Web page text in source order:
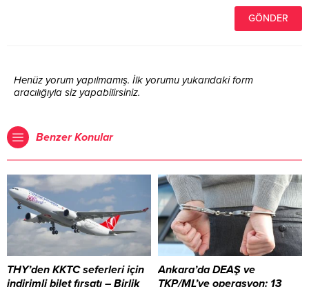
Henüz yorum yapılmamış. İlk yorumu yukarıdaki form
aracılığıyla siz yapabilirsiniz.
Benzer Konular
THY’den KKTC seferleri için
indirimli bilet fırsatı – Birlik
Ankara’da DEAŞ ve
TKP/ML’ye operasyon: 13